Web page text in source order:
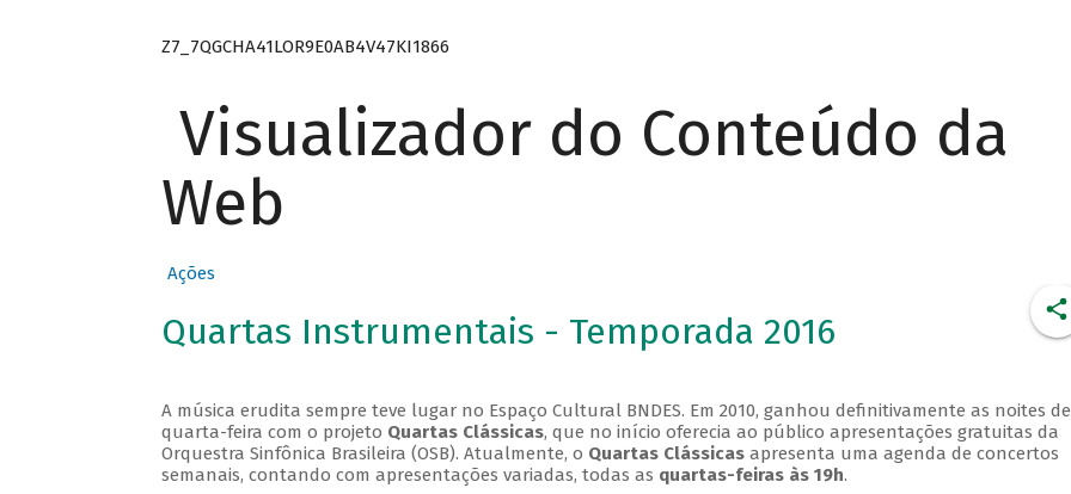
Z7_7QGCHA41LOR9E0AB4V47KI1866
Visualizador do Conteúdo da
Web
Ações
Quartas Instrumentais - Temporada 2016
A música erudita sempre teve lugar no Espaço Cultural BNDES. Em 2010, ganhou definitivamente as noites de
quarta-feira com o projeto Quartas Clássicas, que no início oferecia ao público apresentações gratuitas da
Orquestra Sinfônica Brasileira (OSB). Atualmente, o Quartas Clássicasapresenta uma agenda de concertos
semanais, contando com apresentações variadas, todas as quartas-feiras às 19h.